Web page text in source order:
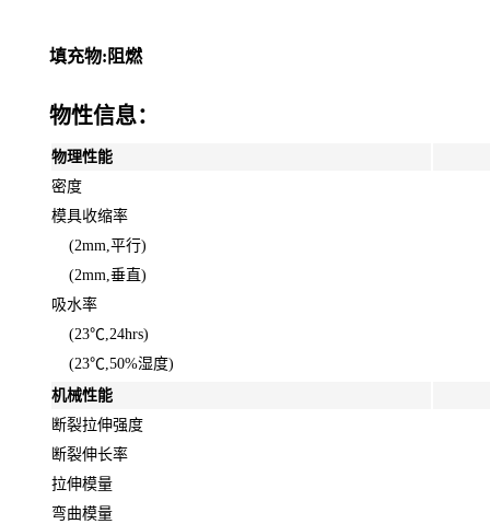
填充物:阻燃
物性信息：
物理性能
密度
模具收缩率
(2mm,平行)
(2mm,垂直)
吸水率
(23℃,24hrs)
(23℃,50%湿度)
机械性能
断裂拉伸强度
断裂伸长率
拉伸模量
弯曲模量